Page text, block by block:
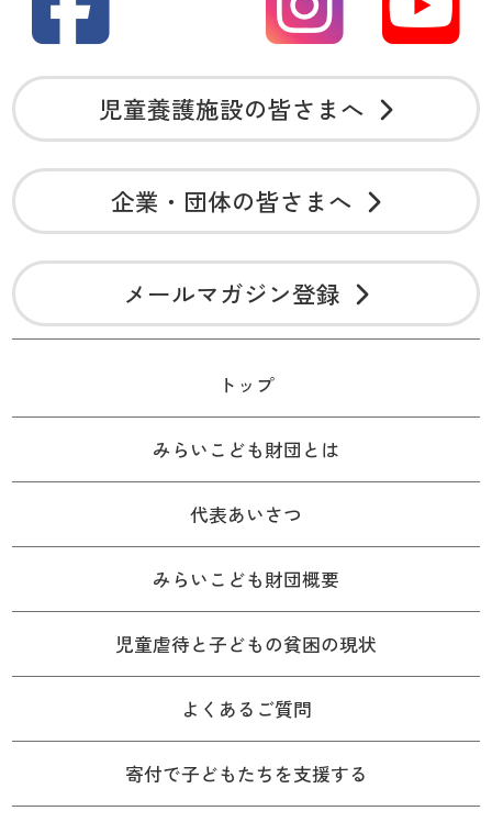
児童養護施設の皆さまへ
企業・団体の皆さまへ
メールマガジン登録
トップ
みらいこども財団とは
代表あいさつ
みらいこども財団概要
児童虐待と子どもの貧困の現状
よくあるご質問
寄付で子どもたちを支援する